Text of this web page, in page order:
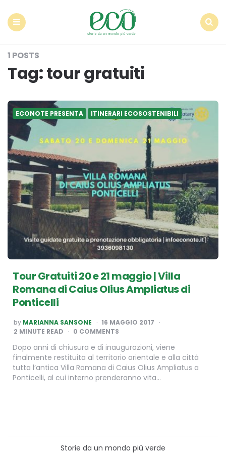
1 POSTS
Tag:tour gratuiti
ECONOTE PRESENTA ITINERARI ECOSOSTENIBILI
Tour Gratuiti 20 e 21 maggio | Villa
Romana di Caius Olius Ampliatus di
Ponticelli
POSTED
BY
by MARIANNA SANSONE
16 MAGGIO 2017
2 MINUTE READ 0 COMMENTS
Dopo anni di chiusura e di inaugurazioni, viene
finalmente restituita al territorio orientale e alla città
tutta l’antica Villa Romana di Caius Olius Ampliatus a
Ponticelli, al cui interno prenderanno vita…
Storie da un mondo più verde